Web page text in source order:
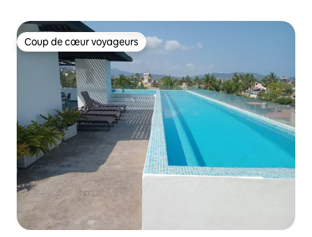
Coup de cœur voyageurs
Coup de cœur voyageurs